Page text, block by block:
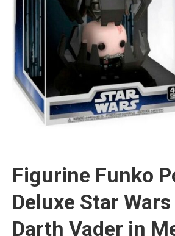
Figurine Funko
Deluxe Star
Darth Vader in